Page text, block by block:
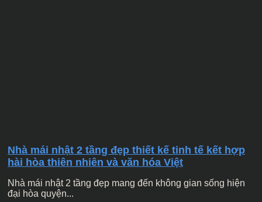
Nhà mái nhật 2 tầng đẹp thiết kế tinh tế kết hợp
hài hòa thiên nhiên và văn hóa Việt
Nhà mái nhật 2 tầng đẹp mang đến không gian sống hiện
đại hòa quyện...